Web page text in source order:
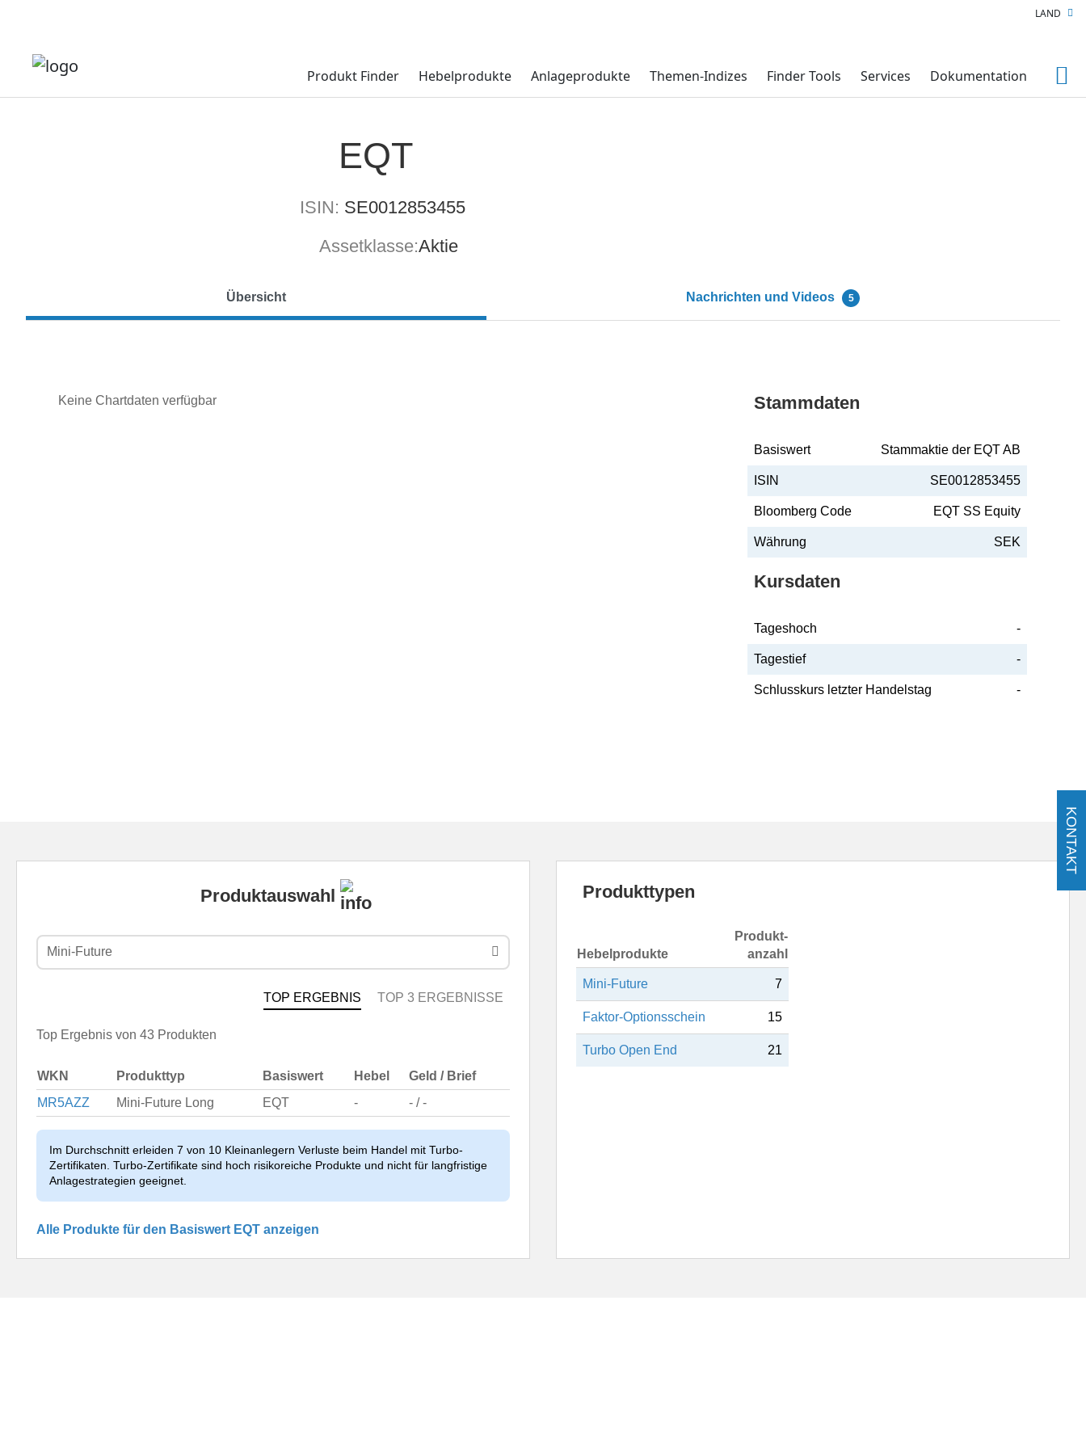
Produkt Finder Hebelprodukte Anlageprodukte Themen-Indizes Finder Tools Services Dokumentation
LAND
EQT
ISIN: SE0012853455
Assetklasse:Aktie
Übersicht Nachrichten und Videos 5
Keine Chartdaten verfügbar Stammdaten
Basiswert Stammaktie der EQT AB
ISIN SE0012853455
Bloomberg Code EQT SS Equity
Währung SEK
Kursdaten
Tageshoch -
Tagestief -
Schlusskurs letzter Handelstag -
Produktauswahl
Mini-Future
TOP ERGEBNIS TOP 3 ERGEBNISSE
Top Ergebnis von 43 Produkten
WKN Produkttyp Basiswert Hebel
Geld / Brief
MR5AZZ
Mini-Future Long EQT - - / -
Im Durchschnitt erleiden 7 von 10 Kleinanlegern Verluste beim Handel mit Turbo-
Zertifikaten. Turbo-Zertifikate sind hoch risikoreiche Produkte und nicht für langfristige
Anlagestrategien geeignet.
Alle Produkte für den Basiswert EQT anzeigen
Produkttypen
Hebelprodukte
Produkt-
anzahl
Mini-Future 7
Faktor-Optionsschein 15
Turbo Open End 21
KONTAKT